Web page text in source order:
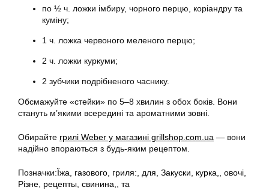
по ½ ч. ложки імбиру, чорного перцю, коріандру та
куміну;
1 ч. ложка червоного меленого перцю;
2 ч. ложки куркуми;
2 зубчики подрібненого часнику.
Обсмажуйте «стейки» по 5–8 хвилин з обох боків. Вони
стануть м’якими всередині та ароматними зовні.
Обирайте грилі Weber у магазині grillshop.com.ua — вони
надійно впораються з будь-яким рецептом.
Позначки:Їжа, газового, гриля:, для, Закуски, курка,, овочі,
Різне, рецепты, свинина,, та